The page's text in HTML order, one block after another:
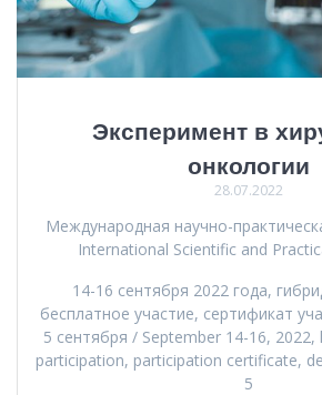
Эксперимент в
онкологии
28.07.2022
Международная научно-
International Scientific and
14-16 сентября 2022 года,
бесплатное участие, сертификат
5 сентября / September 14-16,
participation, participation certificate,
5